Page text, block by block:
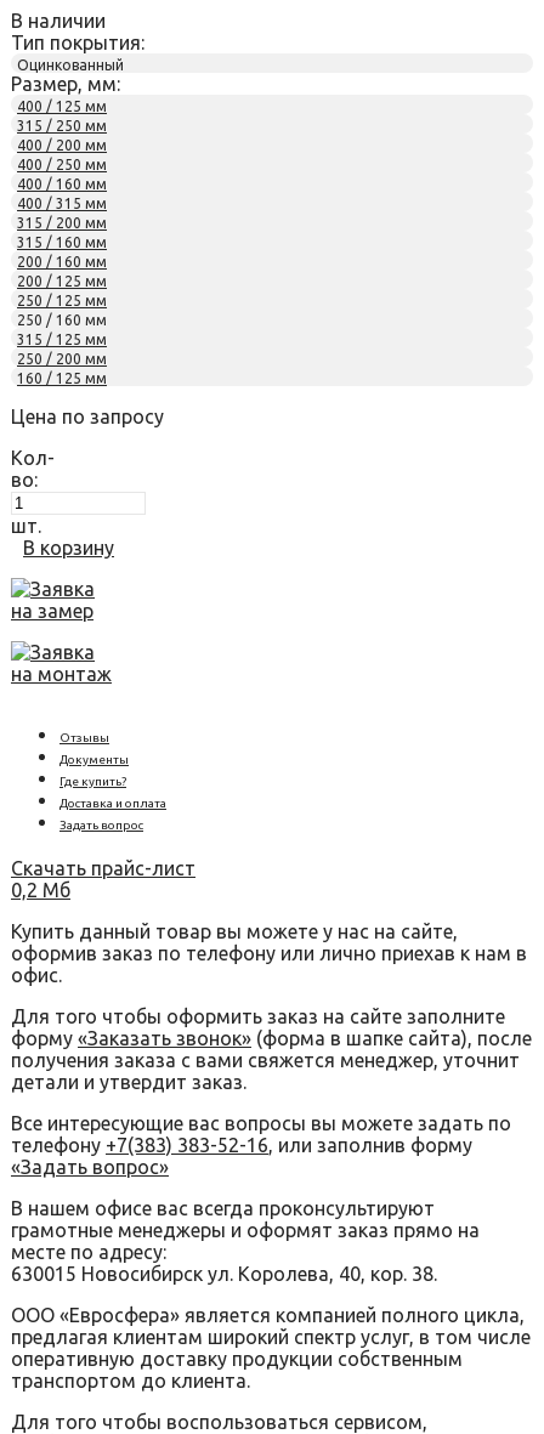
В наличии
Тип покрытия:
Оцинкованный
Размер, мм:
400 / 125 мм
315 / 250 мм
400 / 200 мм
400 / 250 мм
400 / 160 мм
400 / 315 мм
315 / 200 мм
315 / 160 мм
200 / 160 мм
200 / 125 мм
250 / 125 мм
250 / 160 мм
315 / 125 мм
250 / 200 мм
160 / 125 мм
Цена по запросу
Кол-
во:
шт.
В корзину
Заявка
на замер
Заявка
на монтаж
Отзывы
Документы
Где купить?
Доставка и оплата
Задать вопрос
Скачать прайс-лист
0,2 Мб
Купить данный товар вы можете у нас на сайте,
оформив заказ по телефону или лично приехав к нам в
офис.
Для того чтобы оформить заказ на сайте заполните
форму «Заказать звонок» (форма в шапке сайта), после
получения заказа с вами свяжется менеджер, уточнит
детали и утвердит заказ.
Все интересующие вас вопросы вы можете задать по
телефону +7(383) 383-52-16, или заполнив форму
«Задать вопрос»
В нашем офисе вас всегда проконсультируют
грамотные менеджеры и оформят заказ прямо на
месте по адресу:
630015 Новосибирск ул. Королева, 40, кор. 38.
ООО «Евросфера» является компанией полного цикла,
предлагая клиентам широкий спектр услуг, в том числе
оперативную доставку продукции собственным
транспортом до клиента.
Для того чтобы воспользоваться сервисом,